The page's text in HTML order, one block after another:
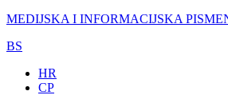
MEDIJSKA I INFORMACIJSKA
BS
HR
CP